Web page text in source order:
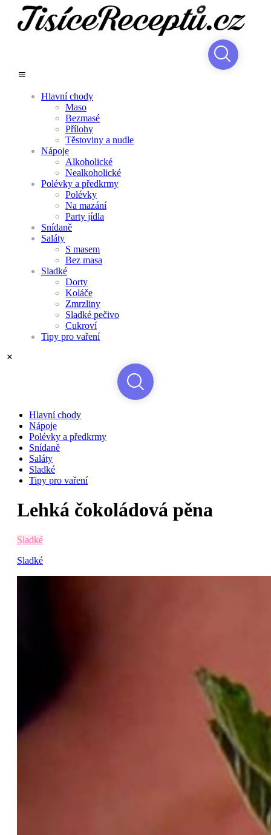
Hlavní chody
Maso
Bezmasé
Přílohy
Těstoviny a nudle
Nápoje
Alkoholické
Nealkoholické
Polévky a předkrmy
Polévky
Na mazání
Party jídla
Snídaně
Saláty
S masem
Bez masa
Sladké
Dorty
Koláče
Zmrzliny
Sladké pečivo
Cukroví
Tipy pro vaření
Hlavní chody
Nápoje
Polévky a předkrmy
Snídaně
Saláty
Sladké
Tipy pro vaření
Lehká čokoládová pěna
Sladké
Sladké